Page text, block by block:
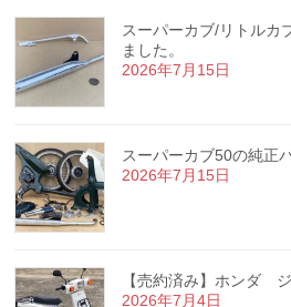
スーパーカブ/リトルカ
ました。
2026年7月15日
スーパーカブ50の純正
2026年7月15日
【売約済み】ホンダ
2026年7月4日